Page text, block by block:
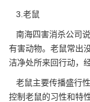
3.老鼠
南海四害消杀公司
有害动物。老鼠常出
洁净处所来回行动，
老鼠主要传播盛行
控制老鼠的习性和特